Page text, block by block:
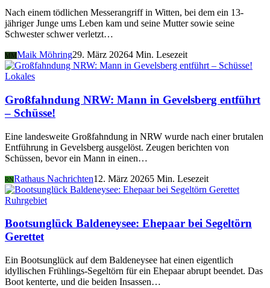
Nach einem tödlichen Messerangriff in Witten, bei dem ein 13-
jähriger Junge ums Leben kam und seine Mutter sowie seine
Schwester schwer verletzt…
MMMaik Möhring29. März 20264 Min. Lesezeit
Lokales
Großfahndung NRW: Mann in Gevelsberg entführt
– Schüsse!
Eine landesweite Großfahndung in NRW wurde nach einer brutalen
Entführung in Gevelsberg ausgelöst. Zeugen berichten von
Schüssen, bevor ein Mann in einen…
RNRathaus Nachrichten12. März 20265 Min. Lesezeit
Ruhrgebiet
Bootsunglück Baldeneysee: Ehepaar bei Segeltörn
Gerettet
Ein Bootsunglück auf dem Baldeneysee hat einen eigentlich
idyllischen Frühlings-Segeltörn für ein Ehepaar abrupt beendet. Das
Boot kenterte, und die beiden Insassen…